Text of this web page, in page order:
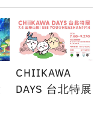
CHIIKAWA
DAYS 台北特展